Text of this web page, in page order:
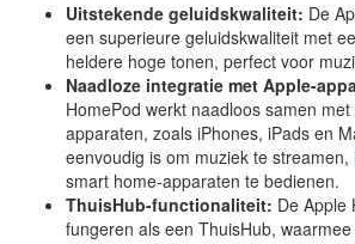
Uitstekende geluidskwaliteit: De
een superieure geluidskwaliteit met
heldere hoge tonen, perfect voor
Naadloze integratie met Apple-
HomePod werkt naadloos samen
apparaten, zoals iPhones, iPads en
eenvoudig is om muziek te streamen,
smart home-apparaten te bedienen.
ThuisHub-functionaliteit: De Apple
fungeren als een ThuisHub,